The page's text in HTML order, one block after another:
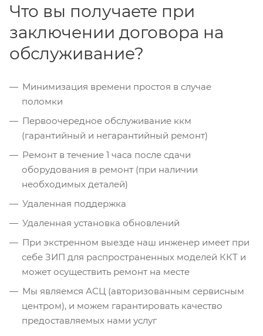
Что вы получаете при
заключении договора на
обслуживание?
Минимизация времени простоя в случае
поломки
Первоочередное обслуживание ккм
(гарантийный и негарантийный ремонт)
Ремонт в течение 1 часа после сдачи
оборудования в ремонт (при наличии
необходимых деталей)
Удаленная поддержка
Удаленная установка обновлений
При экстренном выезде наш инженер имеет при
себе ЗИП для распространенных моделей ККТ и
может осуществить ремонт на месте
Мы являемся АСЦ (авторизованным сервисным
центром), и можем гарантировать качество
предоставляемых нами услуг